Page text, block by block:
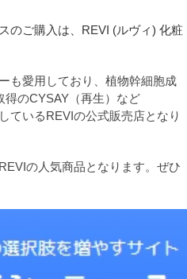
のご購入は、REVI (ルヴィ) 化粧
も愛用しており、植物幹細胞成
得のCYSAY（再生）など
ているREVIの公式販売店となり
の人気商品となります。ぜひ